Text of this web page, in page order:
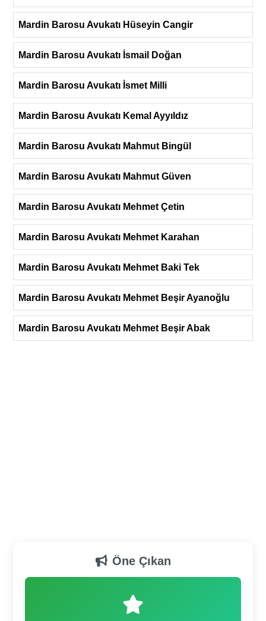
Mardin Barosu Avukatı Hüseyin Cangir
Mardin Barosu Avukatı İsmail Doğan
Mardin Barosu Avukatı İsmet Milli
Mardin Barosu Avukatı Kemal Ayyıldız
Mardin Barosu Avukatı Mahmut Bingül
Mardin Barosu Avukatı Mahmut Güven
Mardin Barosu Avukatı Mehmet Çetin
Mardin Barosu Avukatı Mehmet Karahan
Mardin Barosu Avukatı Mehmet Baki Tek
Mardin Barosu Avukatı Mehmet Beşir Ayanoğlu
Mardin Barosu Avukatı Mehmet Beşir Abak
Öne Çıkan